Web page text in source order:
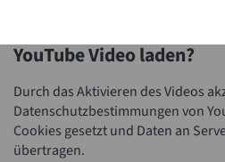
YouTube Video laden?
Durch das Aktivieren des Videos
Datenschutzbestimmungen von
Cookies gesetzt und Daten an
übertragen.